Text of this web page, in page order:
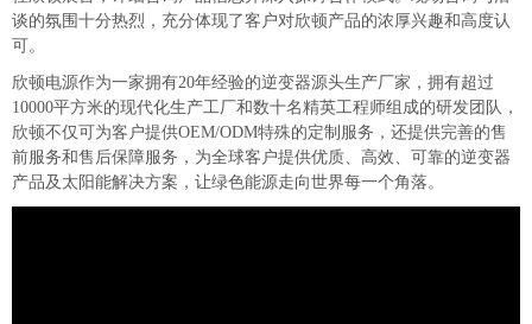
谈的氛围十分热烈，充分体现了客户对欣顿产品的浓厚兴趣和高度认
可。
欣顿电源作为一家拥有20年经验的逆变器源头生产厂家，拥有超过
10000平方米的现代化生产工厂和数十名精英工程师组成的研发团队，
欣顿不仅可为客户提供OEM/ODM特殊的定制服务，还提供完善的售
前服务和售后保障服务，为全球客户提供优质、高效、可靠的逆变器
产品及太阳能解决方案，让绿色能源走向世界每一个角落。